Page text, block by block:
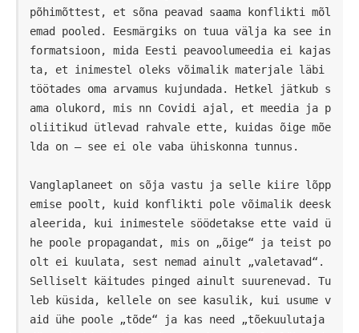
põhimõttest, et sõna peavad saama konflikti mõl
emad pooled. Eesmärgiks on tuua välja ka see in
formatsioon, mida Eesti peavoolumeedia ei kajas
ta, et inimestel oleks võimalik materjale läbi
töötades oma arvamus kujundada. Hetkel jätkub s
ama olukord, mis nn Covidi ajal, et meedia ja p
oliitikud ütlevad rahvale ette, kuidas õige mõe
lda on – see ei ole vaba ühiskonna tunnus.
Vanglaplaneet on sõja vastu ja selle kiire lõpp
emise poolt, kuid konflikti pole võimalik deesk
aleerida, kui inimestele söödetakse ette vaid ü
he poole propagandat, mis on „õige“ ja teist po
olt ei kuulata, sest nemad ainult „valetavad“.
Selliselt käitudes pinged ainult suurenevad. Tu
leb küsida, kellele on see kasulik, kui usume v
aid ühe poole „tõde“ ja kas need „tõekuulutaja